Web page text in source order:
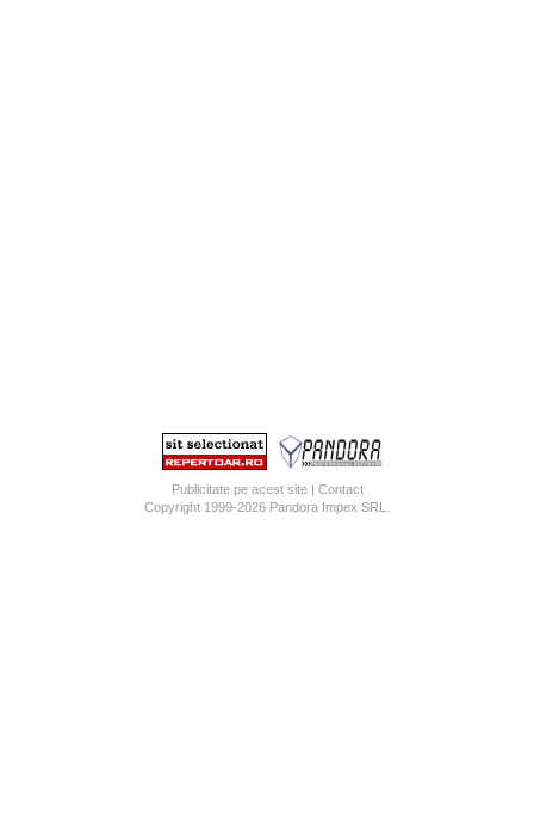
Publicitate pe acest site| Contact
Copyright 1999-2026 Pandora Impex SRL